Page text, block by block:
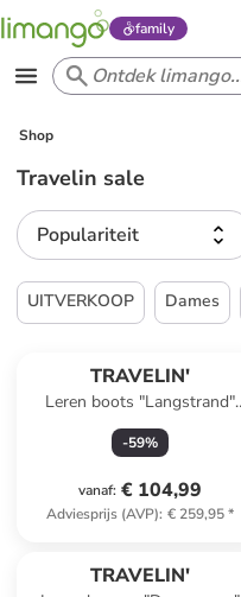
family
Shop
Travelin sale
Populariteit
UITVERKOOP Dames
TRAVELIN'
Leren boots "Langstrand"
bruin
-59%
vanaf: € 104,99
Adviesprijs (AVP): € 259,95*
TRAVELIN'